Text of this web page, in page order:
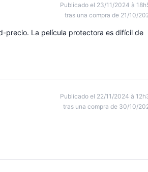
Publicado el 23/11/2024 à
tras una compra de 21/10/
precio. La película protectora es difícil de
Publicado el 22/11/2024 à
tras una compra de 30/10/